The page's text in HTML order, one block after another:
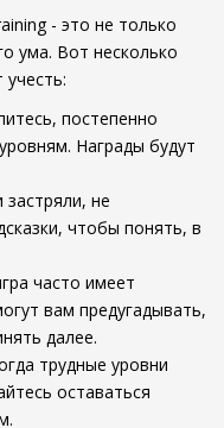
- это не только
ума. Вот несколько
постепенно
Награды будут
застряли, не
чтобы понять, в
часто имеет
вам предугадывать,
далее.
трудные уровни
оставаться